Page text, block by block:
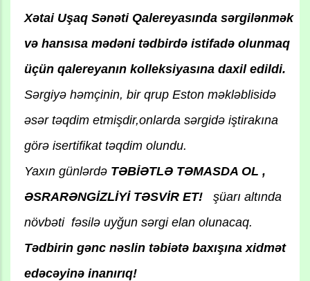
Xətai Uşaq Sənəti Qalereyasında sərgilənmək
və hansısa mədəni tədbirdə istifadə olunmaq
üçün qalereyanın kolleksiyasına daxil edildi.
Sərgiyə həmçinin, bir qrup Eston məkləblisidə
əsər təqdim etmişdir,onlarda sərgidə iştirakına
görə isertifikat təqdim olundu.
Yaxın günlərdə TƏBİƏTLƏ TƏMASDA OL ,
ƏSRARƏNGİZLİYİ TƏSVİR ET! şüarı altında
növbəti fəsilə uyğun sərgi elan olunacaq.
Tədbirin gənc nəslin təbiətə baxışına xidmət
edəcəyinə inanırıq!